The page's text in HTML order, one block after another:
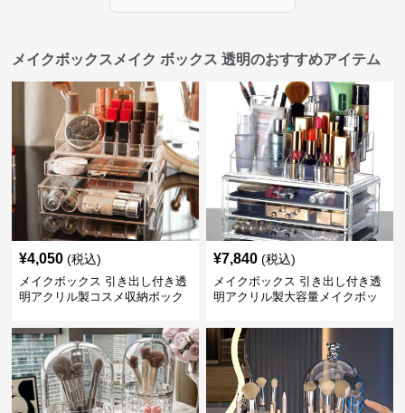
メイクボックスメイク ボックス 透明のおすすめアイテム
¥4,050 (税込)
メイクボックス 引き出し付き透
明アクリル製コスメ収納ボック
¥7,840 (税込)
メイクボックス 引き出し付き透
明アクリル製大容量メイクボッ